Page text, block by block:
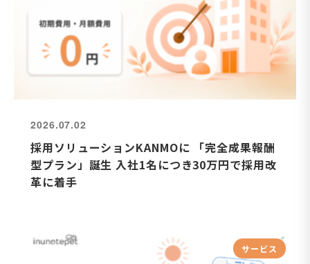
2026.07.02
採用ソリューションKANMOに 「完全成果報酬
型プラン」誕生 入社1名につき30万円で採用改
革に着手
サービス